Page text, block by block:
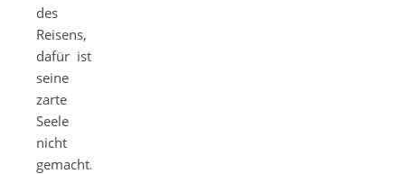
des
Reisens,
dafür ist
seine
zarte
Seele
nicht
gemacht.